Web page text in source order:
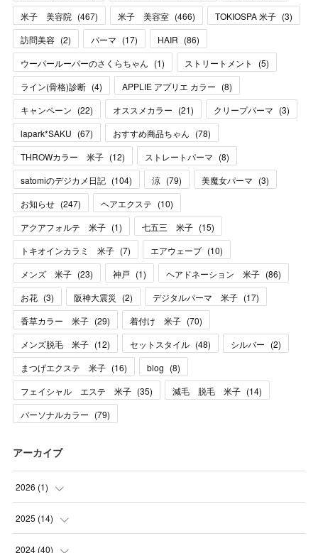
米子 美容院 (467) 米子 美容室 (466) TOKIOSPA 米子 (3)
訪問美容 (2) パーマ (17) HAIR (86)
ウーパールーパーのさくらちゃん (1) ストリートメント (5)
ライン(骨格)診断 (4) APPLIE アプリエ カラー (8)
キャンペーン (22) オススメカラー (21) クリープパーマ (3)
lapark*SAKU (67) おすすめ商品ちゃん (78)
THROWカラー 米子 (12) ストレートパーマ (8)
satomiのデジカメ日記 (104) 涼 (79) 美魔女パーマ (3)
お知らせ (247) ヘアエクステ (10)
アクアフォルテ 米子 (1) 七五三 米子 (15)
トキオインカラミ 米子 (7) エアウェーブ (10)
メンズ 米子 (23) 神戸 (1) ヘアドネーション 米子 (86)
お花 (3) 阪神大震災 (2) デジタルパーマ 米子 (17)
香草カラー 米子 (29) 着付け 米子 (70)
メンズ脱毛 米子 (12) セットスタイル (48) シルバー (2)
まつげエクステ 米子 (16) blog (8)
フェイシャル エステ 米子 (35) 減毛 脱毛 米子 (14)
パーソナルカラー (79)
アーカイブ
2026 (1)
(1
2025 (14)
(10 )
2024 (40)